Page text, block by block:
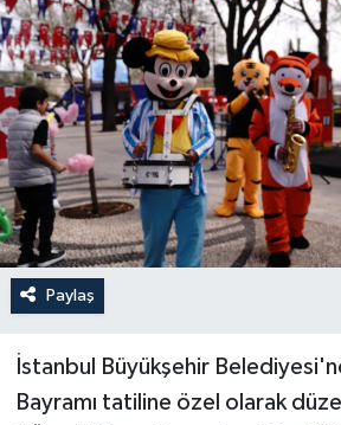
Paylaş
İstanbul Büyükşehir
Bayramı tatiline özel olarak